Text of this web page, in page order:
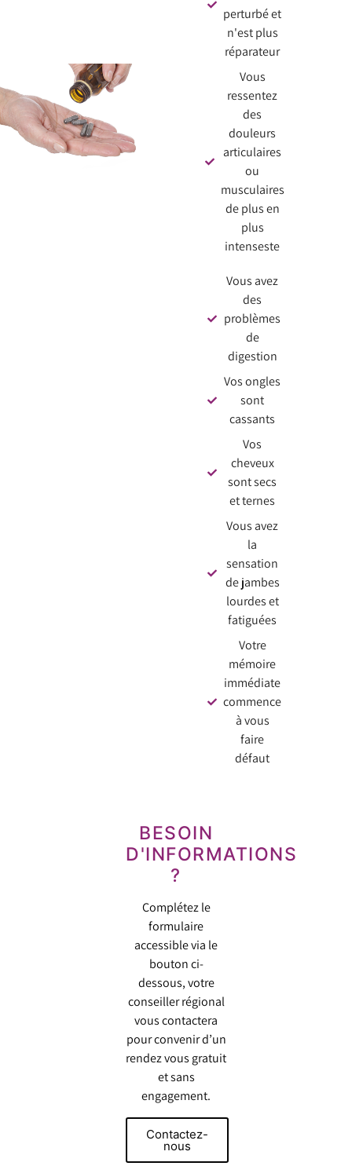
perturbé et
n'est plus
réparateur
Vous
ressentez
des
douleurs
articulaires
ou
musculaires
de plus en
plus
intenseste
Vous avez
des
problèmes
de
digestion
Vos ongles
sont
cassants
Vos
cheveux
sont secs
et ternes
Vous avez
la
sensation
de jambes
lourdes et
fatiguées
Votre
mémoire
immédiate
commence
à vous
faire
défaut
BESOIN
D'INFORMATIONS
?
Complétez le
formulaire
accessible via le
bouton ci-
dessous, votre
conseiller régional
vous contactera
pour convenir d’un
rendez vous gratuit
et sans
engagement.
Contactez-
nous